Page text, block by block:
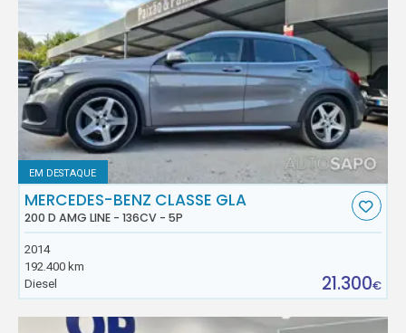
EM DESTAQUE
MERCEDES-BENZ CLASSE GLA
200 D AMG LINE - 136CV - 5P
2014
192.400 km
Diesel
21.300€